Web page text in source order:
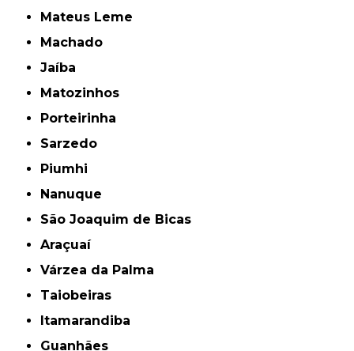
Mateus Leme
Machado
Jaíba
Matozinhos
Porteirinha
Sarzedo
Piumhi
Nanuque
São Joaquim de Bicas
Araçuaí
Várzea da Palma
Taiobeiras
Itamarandiba
Guanhães